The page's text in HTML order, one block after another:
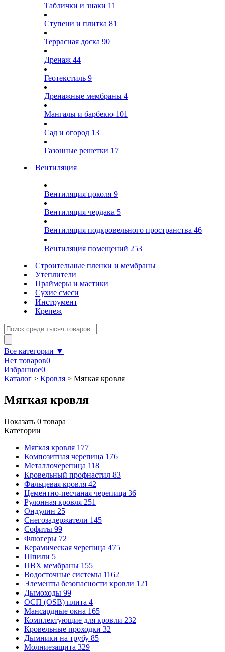
Таблички и знаки 11
Ступени и плитка 81
Террасная доска 90
Дренаж 44
Геотекстиль 9
Дренажные мембраны 4
Мангалы и барбекю 101
Сад и огород 13
Газонные решетки 17
Вентиляция
Вентиляция цоколя 9
Вентиляция чердака 5
Вентиляция подкровельного пространства 46
Вентиляция помещений 253
Строительные пленки и мембраны
Утеплители
Праймеры и мастики
Сухие смеси
Инструмент
Крепеж
Все категории ▼
Нет товаров0
Избранное0
Каталог > Кровля > Мягкая кровля
Мягкая кровля
Показать 0 товара
Категории
Мягкая кровля 177
Композитная черепица 176
Металлочерепица 118
Кровельный профнастил 83
Фальцевая кровля 42
Цементно-песчаная черепица 36
Рулонная кровля 251
Ондулин 25
Снегозадержатели 145
Софиты 99
Флюгеры 72
Керамическая черепица 475
Шпили 5
ПВХ мембраны 155
Водосточные системы 1162
Элементы безопасности кровли 121
Дымоходы 99
ОСП (OSB) плита 4
Мансардные окна 165
Комплектующие для кровли 232
Кровельные проходки 32
Дымники на трубу 85
Молниезащита 329